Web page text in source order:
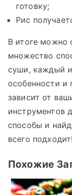
готовку;
Рис
В итоге можно
множество
суши, каждый
особенности
зависит от
инструментов
способы и
всего подходит!
Похожие